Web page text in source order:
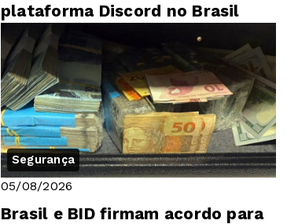
plataforma Discord no Brasil
Segurança
05/08/2026
Brasil e BID firmam acordo para